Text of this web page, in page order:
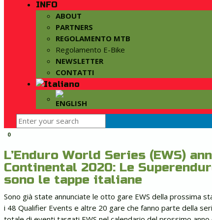
INFO
ABOUT
PARTNERS
REGOLAMENTO MTB
Regolamento E-Bike
NEWSLETTER
CONTATTI
0
L’Enduro World Series (EWS)
Continental 2020: Le
sono le tappe italiane
Sono già state annunciate le otto gare EWS della prossima
i 48 Qualifier Events e altre 20 gare che fanno parte della